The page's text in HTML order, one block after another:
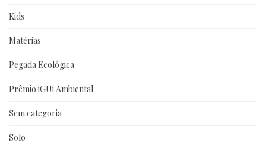
Kids
Matérias
Pegada Ecológica
Prêmio iGUi Ambiental
Sem categoria
Solo